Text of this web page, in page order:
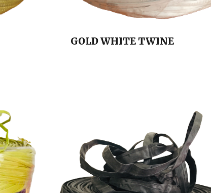
GOLD WHITE TWINE